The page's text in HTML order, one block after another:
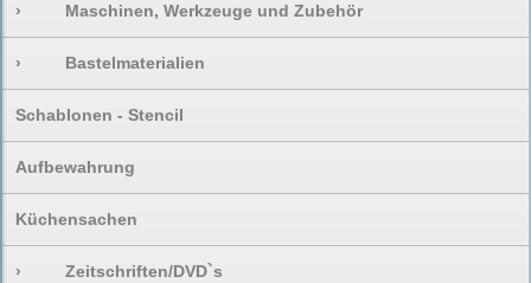
› Maschinen, Werkzeuge und Zubehör
› Bastelmaterialien
Schablonen - Stencil
Aufbewahrung
Küchensachen
› Zeitschriften/DVD`s